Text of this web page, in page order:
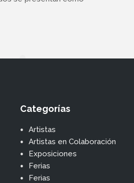
Categorías
Artistas
Artistas en Colaboración
Exposiciones
Ferias
Ferias